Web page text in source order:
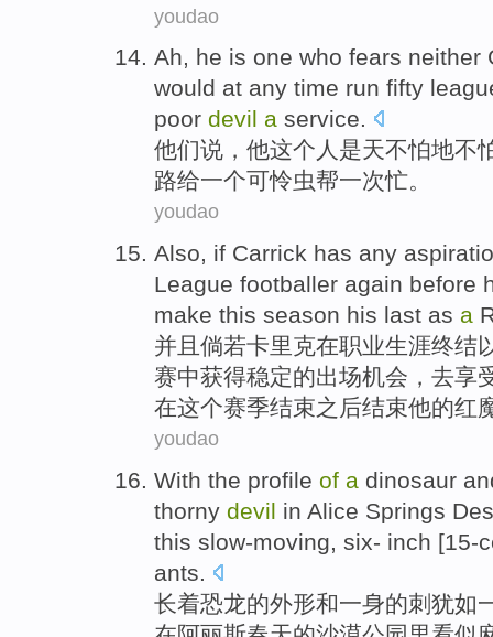
youdao
Ah, he is one who fears neither
would at any time run fifty
poor devil a service.
他们说 ， 他这个 人 是天不怕地不
路给一个可怜虫帮一次忙。
youdao
Also, if Carrick has any
League footballer again before
make this season his last as a
并且 倘若卡里克在职业生涯终结
赛中获得稳定的出场机会，去享
在这个赛季结束之后结束他的红
youdao
With the profile of a dinosaur
thorny devil in Alice Springs
this slow-moving, six- inch [15-
ants.
长着恐龙的外形和一身的刺犹如